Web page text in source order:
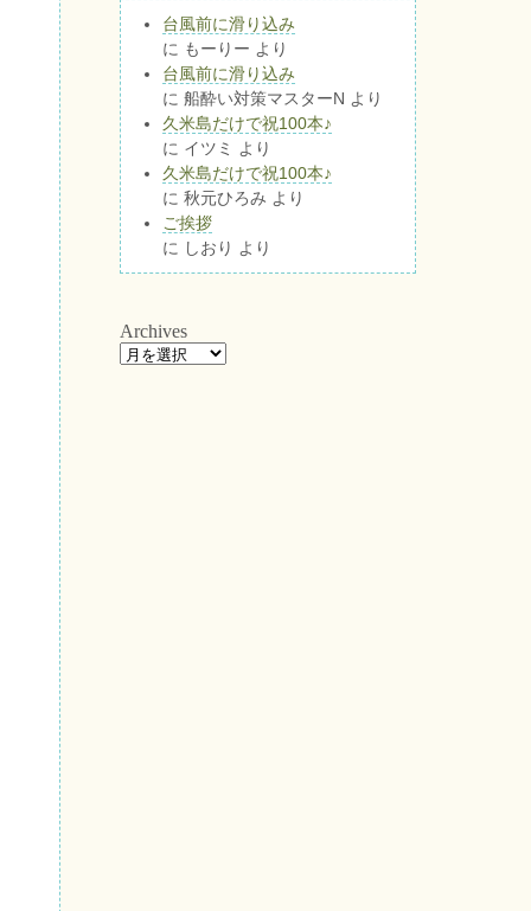
台風前に滑り込み
に もーりー より
台風前に滑り込み
に 船酔い対策マスターN より
久米島だけで祝100本♪
に イツミ
より
久米島だけで祝100本♪
に 秋元ひろみ より
ご挨拶
に しおり より
Archives